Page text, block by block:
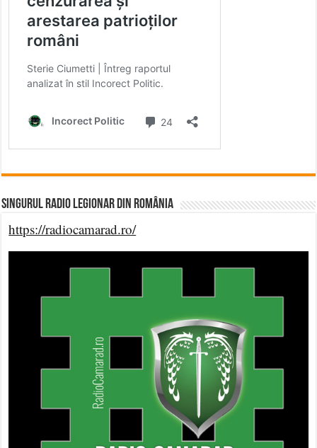
Singurul Radio Legionar din România
https://radiocamarad.ro/